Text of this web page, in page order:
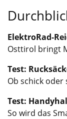
ElektroRad-
Osttirol bringt
Test:
Ob schick
Test:
So wird das